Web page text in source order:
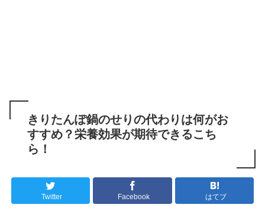
きりたんぽ鍋のせりの代わりは何がお
すすめ？栄養効果が期待できるこち
ら！
Twitter Facebook はてブ